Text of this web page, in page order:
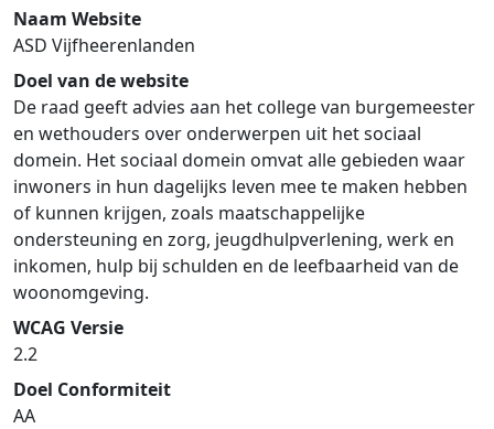
Naam Website
ASD Vijfheerenlanden
Doel van de website
De raad geeft advies aan het college van burgemeester
en wethouders over onderwerpen uit het sociaal
domein. Het sociaal domein omvat alle gebieden waar
inwoners in hun dagelijks leven mee te maken hebben
of kunnen krijgen, zoals maatschappelijke
ondersteuning en zorg, jeugdhulpverlening, werk en
inkomen, hulp bij schulden en de leefbaarheid van de
woonomgeving.
WCAG Versie
2.2
Doel Conformiteit
AA